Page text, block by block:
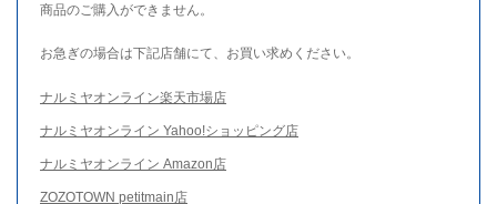
商品のご購入ができません。
お急ぎの場合は下記店舗にて、お買い求めください。
ナルミヤオンライン楽天市場店
ナルミヤオンライン Yahoo!ショッピング店
ナルミヤオンライン Amazon店
ZOZOTOWN petitmain店